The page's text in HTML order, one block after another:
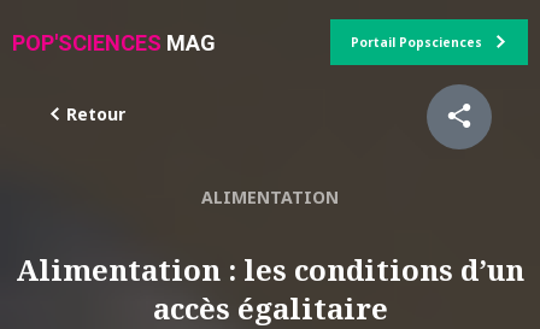
POP'SCIENCES MAG Portail Popsciences
Retour
ALIMENTATION
Alimentation : les conditions d’un
accès égalitaire